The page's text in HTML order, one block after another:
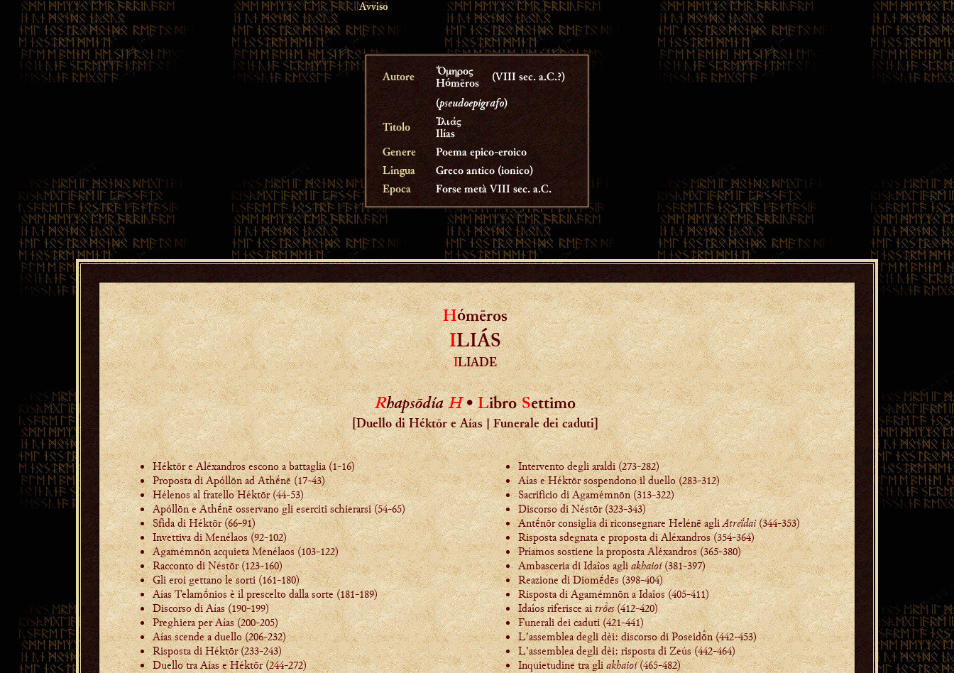
Avviso
Autore
Ὅμηρος
Hómēros
(VIII sec. a.C.?)
(pseudoepigrafo)
Titolo
Ἰλιάς
Ilías
Genere
Poema epico-eroico
Lingua
Greco antico (ionico)
Epoca
Forse metà VIII sec. a.C.
Hómēros
ILIÁS
ILIADE
RhapsōdíaΗ•LibroSettimo
[Duello di Héktōr e Aías | Funerale dei caduti]
Héktōr e Aléxandros escono a battaglia (1-16)
Proposta di Apóllōn ad Athḗnē (17-43)
Hélenos al fratello Héktōr (44-53)
Apóllōn e Athḗnē osservano gli eserciti schierarsi (54-65)
Sfida di Héktōr (66-91)
Invettiva di Menélaos (92-102)
Agamémnōn acquieta Menélaos (103-122)
Racconto di Néstōr (123-160)
Gli eroi gettano le sorti (161-180)
Aías Telamṓnios è il prescelto dalla sorte (181-189)
Discorso di Aías (190-199)
Preghiera per Aías (200-205)
Aías scende a duello (206-232)
Risposta di Héktōr (233-243)
Duello tra Aías e Héktōr (244-272)
Intervento degli araldi (273-282)
Aías e Héktōr sospendono il duello (283-312)
Sacrificio di Agamémnōn (313-322)
Discorso di Néstōr (323-343)
Antḗnōr consiglia di riconsegnare Helénē agliAtreḯdai(344-353)
Risposta sdegnata e proposta di Aléxandros (354-364)
Príamos sostiene la proposta Aléxandros (365-380)
Ambasceria di Idaîos agliakhaioí(381-397)
Reazione di Diomḗdēs (398-404)
Risposta di Agamémnōn a Idaîos (405-411)
Idaîos riferisce aitres(412-420)
Funerali dei caduti (421-441)
L'assemblea degli dèi: discorso di Poseidn (442-453)
L'assemblea degli dèi: risposta di Zeús (442-464)
Inquietudine tra gliakhaioí(465-482)